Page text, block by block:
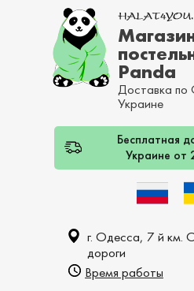
Panda
Доставка по
Украине
Бесплатная
Украине от
г. Одесса, 7 й км.
дороги
Время работы